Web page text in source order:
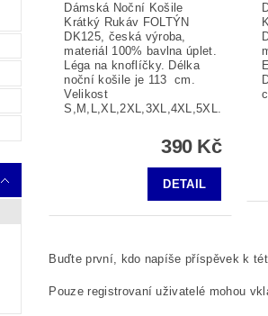
Dámská Noční Košile
Krátký Rukáv FOLTÝN
DK125, česká výroba,
materiál 100% bavlna úplet.
Léga na knoflíčky. Délka
noční košile je 113 cm.
Velikost
S,M,L,XL,2XL,3XL,4XL,5XL.
390 Kč
DETAIL
Buďte první, kdo napíše příspěvek k
Pouze registrovaní uživatelé mohou